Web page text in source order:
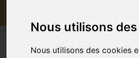
Nous utilisons
Nous utilisons des cookies